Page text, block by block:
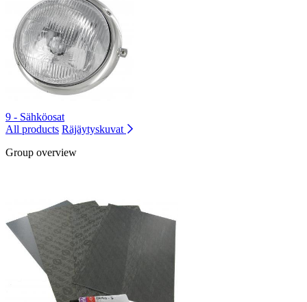
9 - Sähköosat
All products Räjäytyskuvat
Group overview